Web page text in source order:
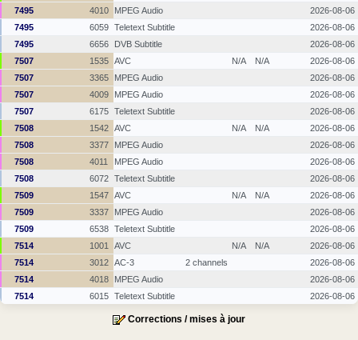
7495 4010 MPEG Audio
2026-08-06
7495
6059 Teletext Subtitle
2026-08-06
7495
6656 DVB Subtitle
2026-08-06
7507
1535 AVC N/A N/A
2026-08-06
7507
3365 MPEG Audio
2026-08-06
7507
4009 MPEG Audio
2026-08-06
7507
6175 Teletext Subtitle
2026-08-06
7508
1542 AVC N/A N/A
2026-08-06
7508
3377 MPEG Audio
2026-08-06
7508
4011 MPEG Audio
2026-08-06
7508
6072 Teletext Subtitle
2026-08-06
7509
1547 AVC N/A N/A
2026-08-06
7509
3337 MPEG Audio
2026-08-06
7509
6538 Teletext Subtitle
2026-08-06
7514
1001 AVC N/A N/A
2026-08-06
7514
3012 AC-3 2 channels
2026-08-06
7514
4018 MPEG Audio
2026-08-06
7514
6015 Teletext Subtitle 2026-08-06
Corrections / mises à jour